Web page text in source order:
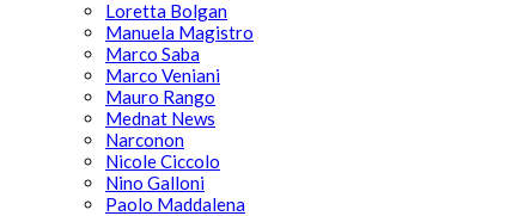
Loretta Bolgan
Manuela Magistro
Marco Saba
Marco Veniani
Mauro Rango
Mednat News
Narconon
Nicole Ciccolo
Nino Galloni
Paolo Maddalena